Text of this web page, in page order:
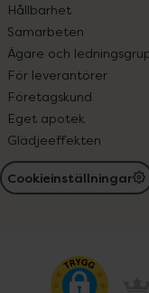
Hållbarhet
Samarbeten
Ägare och
För leverantörer
Företagskund
Eget apotek
Glädjeeffekten
Cookieinställningar